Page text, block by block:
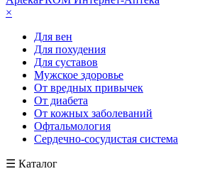
×
Для вен
Для похудения
Для суставов
Мужское здоровье
От вредных привычек
От диабета
От кожных заболеваний
Офтальмология
Сердечно-сосудистая система
☰ Каталог